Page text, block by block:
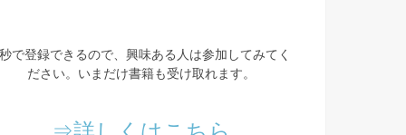
で登録できるので、興味ある人は参加してみてく
ださい。いまだけ書籍も受け取れます。